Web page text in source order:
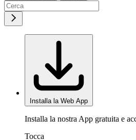
Installa la Web App
Installa la nostra App gratuita e
Tocca